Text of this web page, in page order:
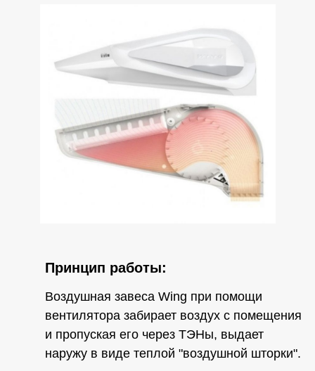
Принцип работы:
Воздушная завеса Wing при помощи
вентилятора забирает воздух с помещения
и пропуская его через ТЭНы, выдает
наружу в виде теплой "воздушной шторки".